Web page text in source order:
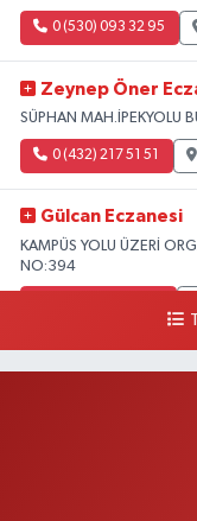
0 (530) 093 32 95
Zeynep Öner
SÜPHAN MAH.İPEKYOLU
0 (432) 217 51 51
Gülcan Eczanesi
KAMPÜS YOLU ÜZERİ
NO:394
HEKİM HASTANESİ ACİL